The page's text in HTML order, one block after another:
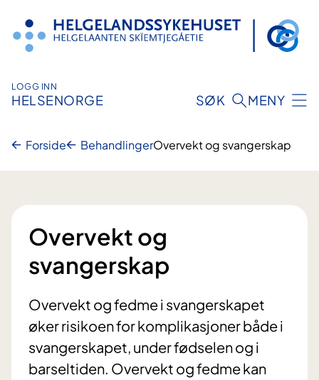
innhold
LOGG INN
HELSENORGE SØK MENY
Forside BehandlingerOvervekt og svangerskap
Overvekt og
svangerskap
Overvekt og fedme i svangerskapet
øker risikoen for komplikasjoner både i
svangerskapet, under fødselen og i
barseltiden. Overvekt og fedme kan